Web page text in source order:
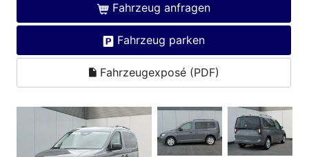
Fahrzeug anfragen
Fahrzeug parken
Fahrzeugexposé (PDF)